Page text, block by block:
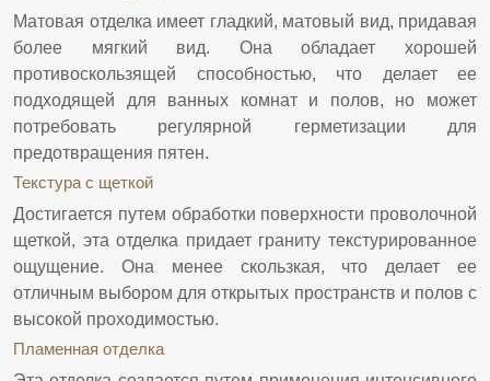
Матовая отделка имеет гладкий, матовый вид, придавая
более мягкий вид. Она обладает хорошей
противоскользящей способностью, что делает ее
подходящей для ванных комнат и полов, но может
потребовать регулярной герметизации для
предотвращения пятен.
Текстура с щеткой
Достигается путем обработки поверхности проволочной
щеткой, эта отделка придает граниту текстурированное
ощущение. Она менее скользкая, что делает ее
отличным выбором для открытых пространств и полов с
высокой проходимостью.
Пламенная отделка